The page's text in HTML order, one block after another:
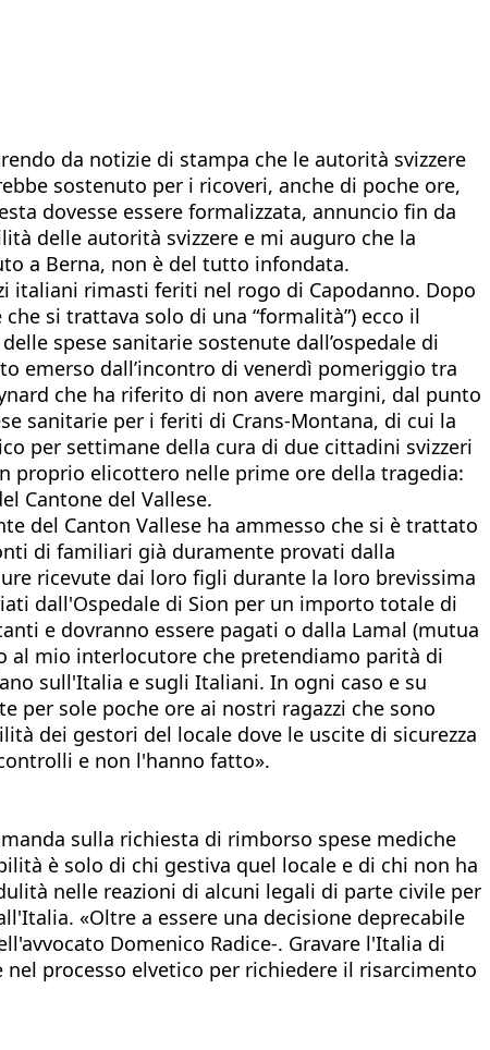
da notizie di stampa che le autorità svizzere
sostenuto per i ricoveri, anche di poche ore,
dovesse essere formalizzata, annuncio fin da
delle autorità svizzere e mi auguro che la
a Berna, non è del tutto infondata.
italiani rimasti feriti nel rogo di Capodanno. Dopo
si trattava solo di una “formalità”) ecco il
spese sanitarie sostenute dall’ospedale di
emerso dall’incontro di venerdì pomeriggio tra
che ha riferito di non avere margini, dal punto
sanitarie per i feriti di Crans-Montana, di cui la
per settimane della cura di due cittadini svizzeri
proprio elicottero nelle prime ore della tragedia:
Cantone del Vallese.
del Canton Vallese ha ammesso che si è trattato
di familiari già duramente provati dalla
ricevute dai loro figli durante la loro brevissima
dall'Ospedale di Sion per un importo totale di
e dovranno essere pagati o dalla Lamal (mutua
al mio interlocutore che pretendiamo parità di
sull'Italia e sugli Italiani. In ogni caso e su
per sole poche ore ai nostri ragazzi che sono
dei gestori del locale dove le uscite di sicurezza
e non l'hanno fatto».
sulla richiesta di rimborso spese mediche
è solo di chi gestiva quel locale e di chi non ha
nelle reazioni di alcuni legali di parte civile per
«Oltre a essere una decisione deprecabile
Domenico Radice-. Gravare l'Italia di
processo elvetico per richiedere il risarcimento